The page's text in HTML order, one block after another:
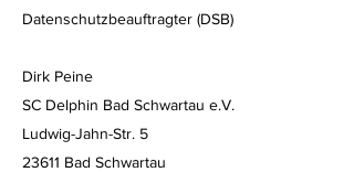
Datenschutzbeauftragter (DSB)
Dirk Peine
SC Delphin Bad Schwartau e.V.
Ludwig-Jahn-Str. 5
23611 Bad Schwartau